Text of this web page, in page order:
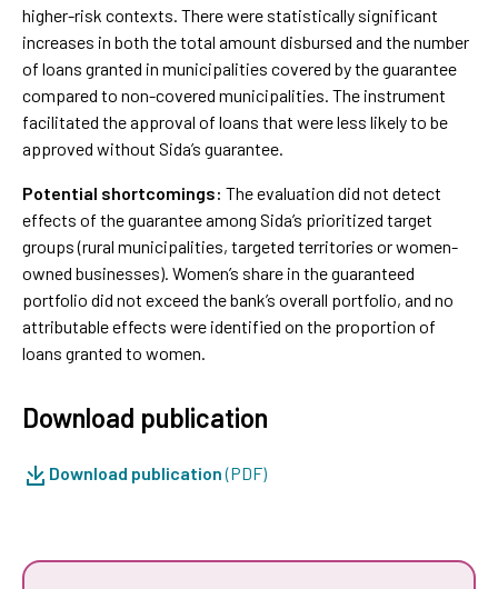
higher-risk contexts. There were statistically significant
increases in both the total amount disbursed and the number
of loans granted in municipalities covered by the guarantee
compared to non-covered municipalities. The instrument
facilitated the approval of loans that were less likely to be
approved without Sida’s guarantee.
Potential shortcomings: The evaluation did not detect
effects of the guarantee among Sida’s prioritized target
groups (rural municipalities, targeted territories or women-
owned businesses). Women’s share in the guaranteed
portfolio did not exceed the bank’s overall portfolio, and no
attributable effects were identified on the proportion of
loans granted to women.
Download publication
Download publication(PDF)